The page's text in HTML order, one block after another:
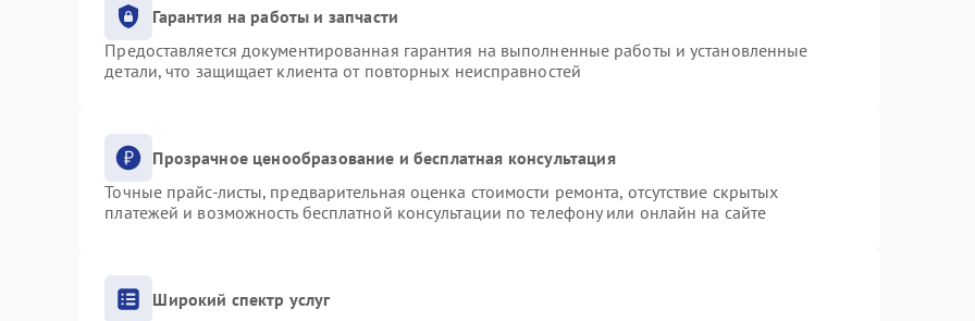
Гарантия на работы и запчасти
Предоставляется документированная гарантия на выполненные работы и установленные
детали, что защищает клиента от повторных неисправностей
Прозрачное ценообразование и бесплатная консультация
Точные прайс-листы, предварительная оценка стоимости ремонта, отсутствие скрытых
платежей и возможность бесплатной консультации по телефону или онлайн на сайте
Широкий спектр услуг